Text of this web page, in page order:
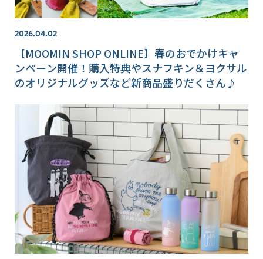
2026.04.02
【MOOMIN SHOP ONLINE】春のおでかけキャ
ンペーン開催！購入特典やスナフキン＆ヨクサル
のオリジナルグッズなど新商品盛りだくさん♪